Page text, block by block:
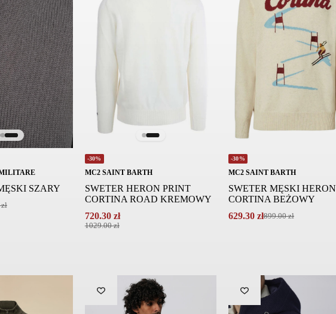
SZARY
zł
-30%
MC2 SAINT BARTH
SWETER HERON PRINT
CORTINA ROAD KREMOWY
1029.00zł
Pierwotna
720.30 zł
Aktualna
-30%
MC2 SAINT BARTH
SWETER MĘSKI HERON
CORTINA BEŻOWY
899.00zł
Pierwotna
629.30 zł
Aktualna